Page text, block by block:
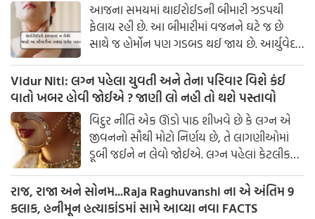
આજના સમયમાં થાઈરોઈડની બીમારી ઝડપથી
ફેલાય રહી છે. આ બીમારીમાં વજનને ઘટે જ છે
સાથે જ હોર્મોન પણ ગડબડ થઈ જાય છે. આર્યુવેદનુ
માનીએ તો થાઈરોઈડ થવાનુ કારણ પિત્ત અને કફ
સાથે સંબંધિત છે. થાઈરોઈડ ગ્લેંડ આપણા શરીરમાં
જોવા મળનારી સૌથી મોટી અંતસ્ત્રાવી ગ્રંથિયોમાંથી
એક છે.
Vidur Niti: લગ્ન પહેલા યુવતી અને તેના પરિવાર વિશે કંઈ
વાતો ખબર હોવી જોઈએ ? જાણી લો નહી તો થશે પસ્તાવો
વિદુર નીતિ એક ઊંડો પાઠ શીખવે છે કે લગ્ન એ
જીવનનો સૌથી મોટો નિર્ણય છે, તે લાગણીઓમાં
ડૂબી જઈને ન લેવો જોઈએ. લગ્ન પહેલાં કેટલીક
બાબતો જાણવી જરૂરી છે, જે પાછળથી સંબંધનો
પાયો નક્કી કરે છે.
રાજ, રાજા અને સોનમ...Raja Raghuvanshi ના એ અંતિમ 9
કલાક, હનીમૂન હત્યાકાંડમાં સામે આવ્યા નવા FACTS